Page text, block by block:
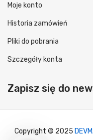
Moje konto
Historia zamówień
Pliki do pobrania
Szczegóły konta
Zapisz się do
Copyright © 2025